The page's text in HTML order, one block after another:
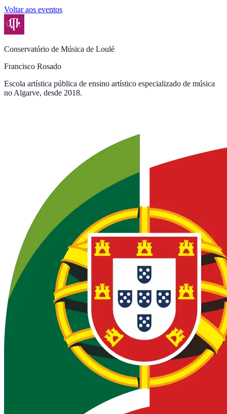
Voltar aos eventos
Conservatório de Música de Loulé
Francisco Rosado
Escola artística pública de ensino artístico especializado de música
no Algarve, desde 2018.